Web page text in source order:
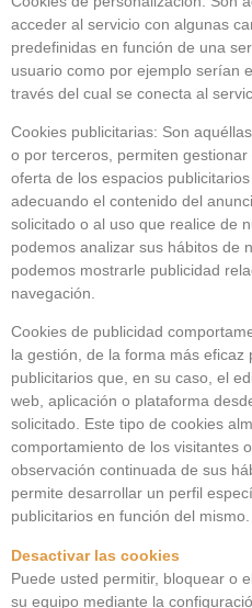
acceder al servicio con algunas
predefinidas en función de una
usuario como por ejemplo serían
través del cual se conecta al
Cookies publicitarias: Son
o por terceros, permiten
oferta de los espacios
adecuando el contenido del
solicitado o al uso que realice de
podemos analizar sus hábitos de
podemos mostrarle publicidad
navegación.
Cookies de publicidad
la gestión, de la forma más eficaz
publicitarios que, en su caso, el
web, aplicación o plataforma
solicitado. Este tipo de cookies
comportamiento de los visitantes
observación continuada de sus
permite desarrollar un perfil
publicitarios en función del mismo.
Desactivar las cookies
Puede usted permitir, bloquear o
su equipo mediante la